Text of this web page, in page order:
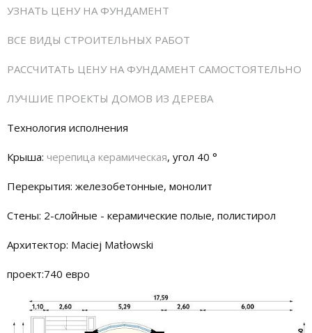
УЗНАТЬ ЦЕНУ НА ФУНДАМЕНТ
ВСЕ ВИДЫ СТРОИТЕЛЬНЫХ РАБОТ
РАССЧИТАТЬ ЦЕНУ НА ФУНДАМЕНТ САМОСТОЯТЕЛЬНО
ЛУЧШИЕ ПРОЕКТЫ ДОМОВ ИЗ ДЕРЕВА
Технология исполнения
Крыша: черепица керамическая, угол 40 °
Перекрытия: железобетонные, монолит
Стены: 2-слойные - керамические полые, полистирол
Архитектор: Maciej Matłowski
проект:740 евро